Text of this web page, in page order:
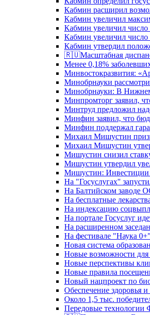
Кабмин расширил
Кабмин увеличил
Кабмин увеличил
Кабмин увеличил
Кабмин утвердил
🇷🇺Масштабная
Менее 0,18%
Минвостокразвития:
Минобрнауки
Минобрнауки: В
Минпромторг заявил,
Минтруд предложил
Минфин заявил, что
Минфин поддержал
Михаил Мишустин
Михаил Мишустин
Мишустин снизил
Мишустин утвердил
Мишустин: Инвестиции
На "Госуслугах"
На Балтийском заводе
На бесплатные
На индексацию
На портале Госуслуг
На расширенном
На фестивале "Наука
Новая система
Новые возможности
Новые перспективы
Новые правила
Новый нацпроект по
Обеспечение здоровья
Около 1,5 тыс.
Передовые технологии